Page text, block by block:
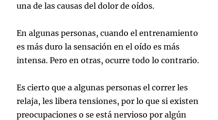
una de las causas del dolor de oídos.
En algunas personas, cuando el entrenamiento
es más duro la sensación en el oído es más
intensa. Pero en otras, ocurre todo lo contrario.
Es cierto que a algunas personas el correr les
relaja, les libera tensiones, por lo que si existen
preocupaciones o se está nervioso por algún